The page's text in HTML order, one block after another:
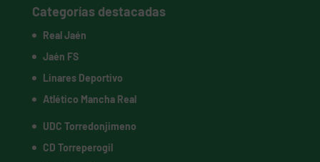
Categorías destacadas
Real Jaén
Jaén FS
Linares Deportivo
Atlético Mancha Real
UDC Torredonjimeno
CD Torreperogil